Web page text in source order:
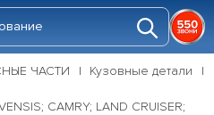
ЧАСТИ
Кузовные детали
CAMRY; LAND CRUISER;